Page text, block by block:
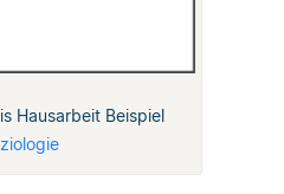
Hausarbeit Beispiel